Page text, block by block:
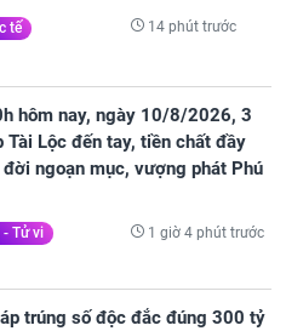
tế 14 phút trước
hôm nay, ngày 10/8/2026, 3
Tài Lộc đến tay, tiền chất đầy
ngoạn mục, vượng phát Phú
- Tử vi 1 giờ 4 phút trước
trúng số độc đắc đúng 300 tỷ